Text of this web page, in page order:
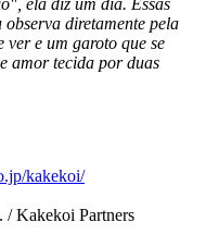
ela diz um dia. Essas
diretamente pela
e um garoto que se
amor tecida por duas
kakekoi/
Kakekoi Partners